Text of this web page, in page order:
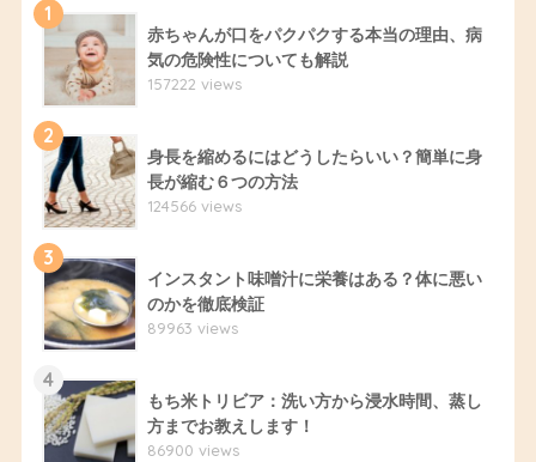
1
赤ちゃんが口をパクパクする本当の理由、病
気の危険性についても解説
157222 views
2
身長を縮めるにはどうしたらいい？簡単に身
長が縮む６つの方法
124566 views
3
インスタント味噌汁に栄養はある？体に悪い
のかを徹底検証
89963 views
4
もち米トリビア：洗い方から浸水時間、蒸し
方までお教えします！
86900 views